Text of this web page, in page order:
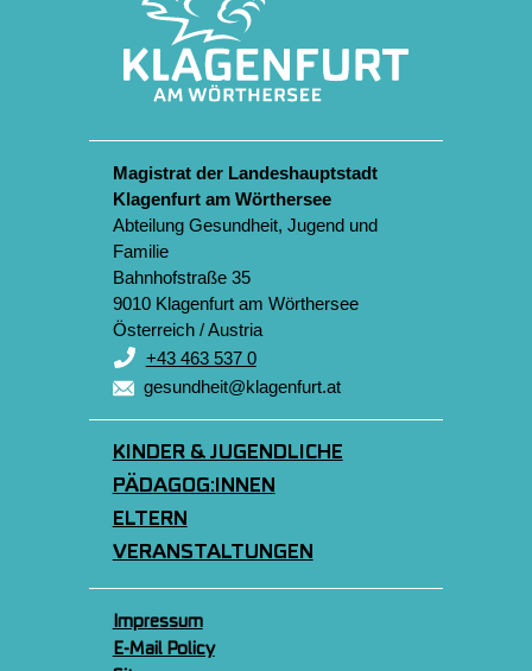
Magistrat der Landeshauptstadt
Klagenfurt am Wörthersee
Abteilung Gesundheit, Jugend und
Familie
Bahnhofstraße 35
9010 Klagenfurt am Wörthersee
Österreich / Austria
+43 463 537 0
gesundheit@klagenfurt.at
KINDER & JUGENDLICHE
PÄDAGOG:INNEN
ELTERN
VERANSTALTUNGEN
Impressum
E-Mail Policy